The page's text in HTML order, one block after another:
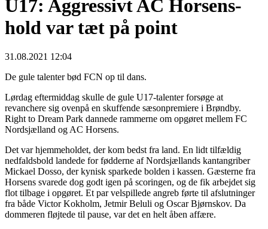
U17: Aggressivt AC Horsens-
hold var tæt på point
31.08.2021 12:04
De gule talenter bød FCN op til dans.
Lørdag eftermiddag skulle de gule U17-talenter forsøge at
revanchere sig ovenpå en skuffende sæsonpremiere i Brøndby.
Right to Dream Park dannede rammerne om opgøret mellem FC
Nordsjælland og AC Horsens.
Det var hjemmeholdet, der kom bedst fra land. En lidt tilfældig
nedfaldsbold landede for fødderne af Nordsjællands kantangriber
Mickael Dosso, der kynisk sparkede bolden i kassen. Gæsterne fra
Horsens svarede dog godt igen på scoringen, og de fik arbejdet sig
flot tilbage i opgøret. Et par velspillede angreb førte til afslutninger
fra både Victor Kokholm, Jetmir Beluli og Oscar Bjørnskov. Da
dommeren fløjtede til pause, var det en helt åben affære.